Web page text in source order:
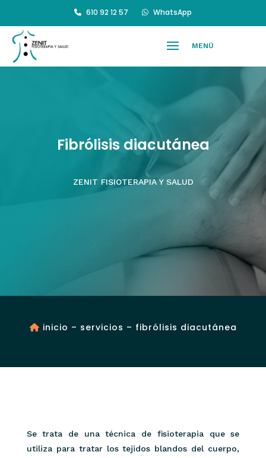
610 92 12 57 WhatsApp
Fibrólisis diacutánea
ZENIT FISIOTERAPIA Y SALUD
inicio – servicios – fibrólisis diacutánea
Se trata de una técnica de fisioterapia que se
utiliza para tratar los tejidos blandos del cuerpo,